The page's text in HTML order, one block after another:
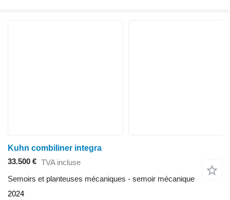
Kuhn combiliner integra
33.500 € TVA incluse
Semoirs et planteuses mécaniques - semoir mécanique
2024